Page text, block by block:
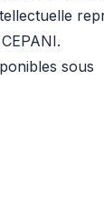
sous